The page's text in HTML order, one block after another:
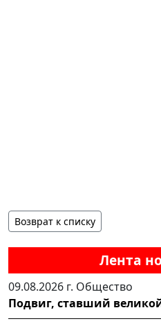
Лента
09.08.2026 г. Общество
Подвиг, ставший
Возврат к списку